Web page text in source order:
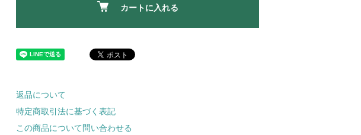
カートに入れる
返品について
特定商取引法に基づく表記
この商品について問い合わせる